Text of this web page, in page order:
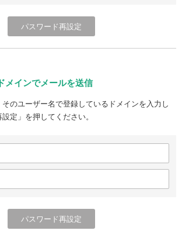
メインでメールを送信
のユーザー名で登録しているドメインを入力し
定」を押してください。